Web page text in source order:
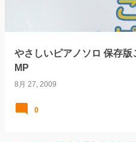
やさしいピアノソロ 保存
MP
8月 27, 2009
0